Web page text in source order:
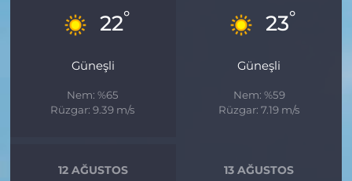
22°
Güneşli
Nem: %65
Rüzgar: 9.39 m/s
23°
Güneşli
Nem: %59
Rüzgar: 7.19 m/s
12 AĞUSTOS
13 AĞUSTOS